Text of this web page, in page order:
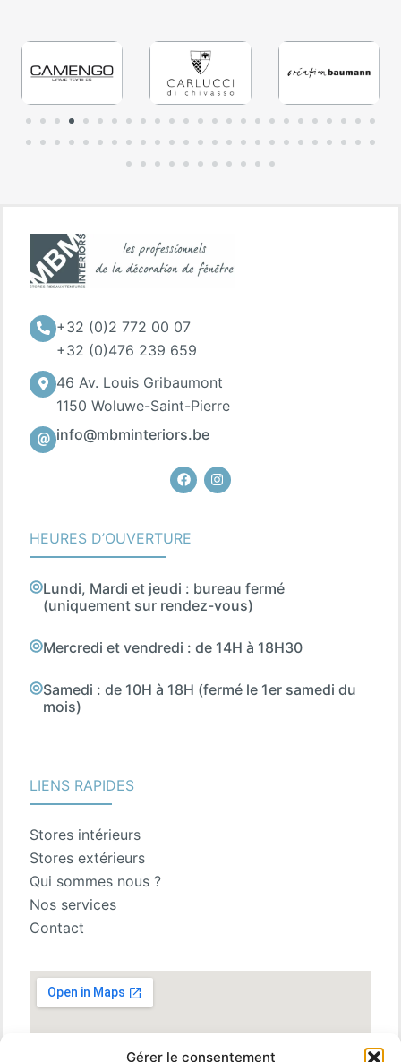
Gérer le consentement
+32 (0)2 772 00 07
+32 (0)476 239 659
46 Av. Louis Gribaumont
1150 Woluwe-Saint-Pierre
info@mbminteriors.be
FacebookInstagram
HEURES D’OUVERTURE
Lundi, Mardi et jeudi : bureau fermé
(uniquement sur rendez-vous)
Mercredi et vendredi : de 14H à 18H30
Samedi : de 10H à 18H (fermé le 1er samedi du
mois)
LIENS RAPIDES
Stores intérieurs
Stores extérieurs
Qui sommes nous ?
Nos services
Contact